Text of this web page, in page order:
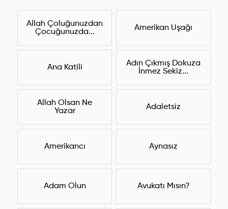
Allah Çoluğunuzdan
Çocuğunuzda...
Amerikan Uşağı
Ana Katili
Adın Çıkmış Dokuza
İnmez Sekiz...
Allah Olsan Ne
Yazar
Adaletsiz
Amerikancı Aynasız
Adam Olun Avukatı Mısın?